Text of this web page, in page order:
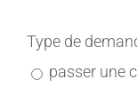
Type de
passer une